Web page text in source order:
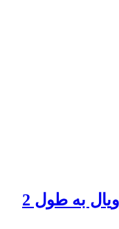
پچ کورد کابل شبکه CAT6 رویال به طول 2